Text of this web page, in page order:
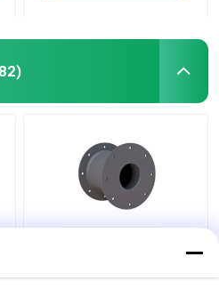
スーパーセル型ゴムフ